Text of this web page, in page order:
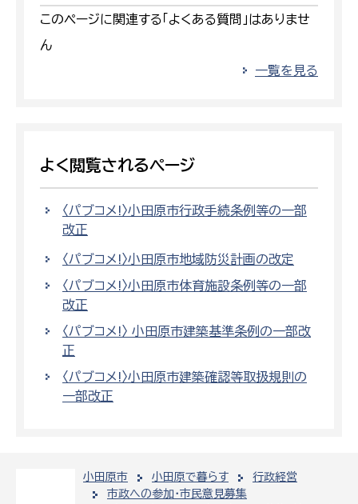
小田原市 小田原で暮らす
行政経営
市政への参加・市民意見募集
このページに関連する「よくある質問」はありませ
ん
一覧を見る
よく閲覧されるページ
〈パブコメ!〉小田原市行政手続条例等の一部
改正
〈パブコメ!〉小田原市地域防災計画の改定
〈パブコメ!〉小田原市体育施設条例等の一部
改正
〈パブコメ!〉 小田原市建築基準条例の一部改
正
〈パブコメ!〉小田原市建築確認等取扱規則の
一部改正